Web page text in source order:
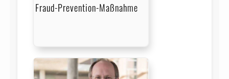
Fraud-Prevention-Maßnahme